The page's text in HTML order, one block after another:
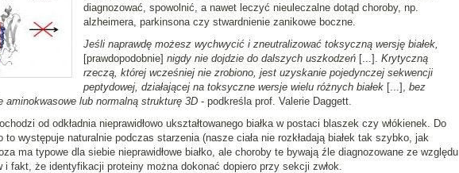
diagnozować, spowolnić, a nawet leczyć nieuleczalne dotąd choroby, np.
alzheimera, parkinsona czy stwardnienie zanikowe boczne.
Jeśli naprawdę możesz wychwycić i zneutralizować toksyczną wersję białek,
[prawdopodobnie] nigdy nie dojdzie do dalszych uszkodzeń[...]. Krytyczną
rzeczą, której wcześniej nie zrobiono, jest uzyskanie pojedynczej sekwencji
peptydowej, działającej na toksyczne wersje wielu różnych białek[...], bez
aminokwasowe lub normalną strukturę 3D- podkreśla prof. Valerie Daggett.
od odkładnia nieprawidłowo ukształtowanego białka w postaci blaszek czy włókienek. Do
to występuje naturalnie podczas starzenia (nasze ciała nie rozkładają białek tak szybko, jak
ma typowe dla siebie nieprawidłowe białko, ale choroby te bywają źle diagnozowane ze względu
i fakt, że identyfikacji proteiny można dokonać dopiero przy sekcji zwłok.